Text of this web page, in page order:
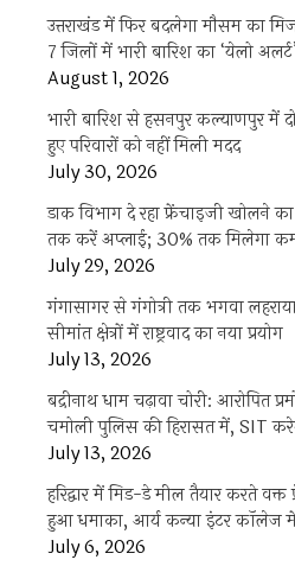
उत्तराखंड में फिर बदलेगा मौसम का
7 जिलों में भारी बारिश का ‘येलो अलर्ट’
August 1, 2026
भारी बारिश से हसनपुर कल्याणपुर में
हुए परिवारों को नहीं मिली मदद
July 30, 2026
डाक विभाग दे रहा फ्रेंचाइजी खोलने
तक करें अप्लाई; 30% तक मिलेगा
July 29, 2026
गंगासागर से गंगोत्री तक भगवा
सीमांत क्षेत्रों में राष्ट्रवाद का नया प्रयोग
July 13, 2026
बद्रीनाथ धाम चढ़ावा चोरी: आरोपित
चमोली पुलिस की हिरासत में, SIT
July 13, 2026
हरिद्वार में मिड-डे मील तैयार करते
हुआ धमाका, आर्य कन्या इंटर कॉलेज
July 6, 2026